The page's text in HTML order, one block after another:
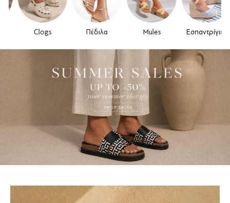
Clogs Πέδιλα Mules Εσπαντρίγιες